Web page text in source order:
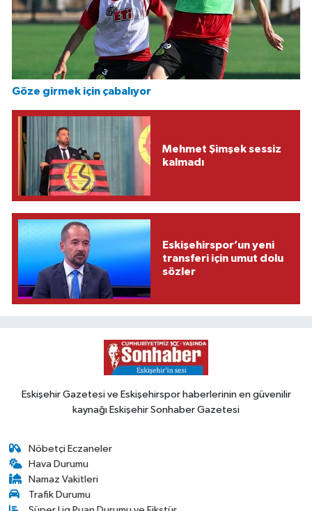
Göze girmek için çabalıyor
Mehmet Şimşek sessiz
kalmadı
Eskişehirspor’un yeni
transferi için umut dolu
sözler
Eskişehir Gazetesi ve Eskişehirspor haberlerinin en güvenilir
kaynağı Eskişehir Sonhaber Gazetesi
Nöbetçi Eczaneler
Hava Durumu
Namaz Vakitleri
Trafik Durumu